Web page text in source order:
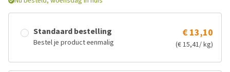
Standaard bestelling
Bestel je product eenmalig
€ 13,10
(€ 15,41/ kg)